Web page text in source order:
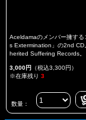
Aceldamaのメンバー擁す
s Extermination」の2nd CD
herited Suffering Records。
3,000円 （税込3,300円）
※在庫残り 3
数量：